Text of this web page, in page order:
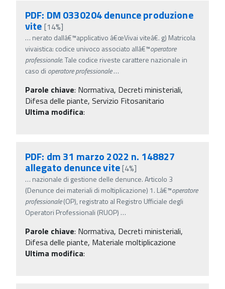
PDF: DM 0330204 denunce produzione
vite [14%]
… nerato dallâ€™applicativo â€œVivai viteâ€. g) Matricola
vivaistica: codice univoco associato allâ€™operatore
professionale. Tale codice riveste carattere nazionale in
caso di operatoreprofessionale…
Parole chiave: Normativa, Decreti ministeriali,
Difesa delle piante, Servizio Fitosanitario
Ultima modifica:
PDF: dm 31 marzo 2022 n. 148827
allegato denunce vite[4%]
… nazionale di gestione delle denunce. Articolo 3
(Denunce dei materiali di moltiplicazione) 1. Lâ€™operatore
professionale(OP), registrato al Registro Ufficiale degli
Operatori Professionali (RUOP) …
Parole chiave: Normativa, Decreti ministeriali,
Difesa delle piante, Materiale moltiplicazione
Ultima modifica: